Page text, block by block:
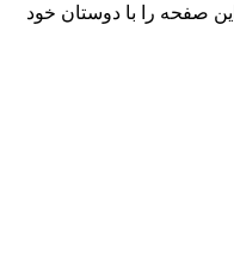
صفحه را با دوستان خود